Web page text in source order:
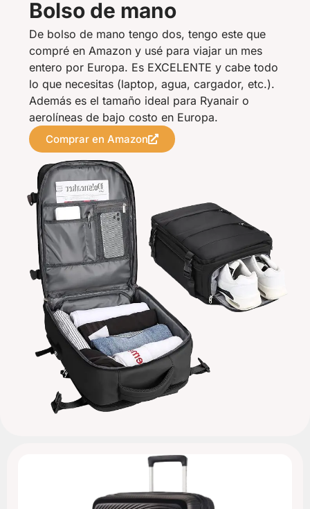
Bolso de mano
De bolso de mano tengo dos, tengo este que
compré en Amazon y usé para viajar un mes
entero por Europa. Es EXCELENTE y cabe todo
lo que necesitas (laptop, agua, cargador, etc.).
Además es el tamaño ideal para Ryanair o
aerolíneas de bajo costo en Europa.
Comprar en Amazon